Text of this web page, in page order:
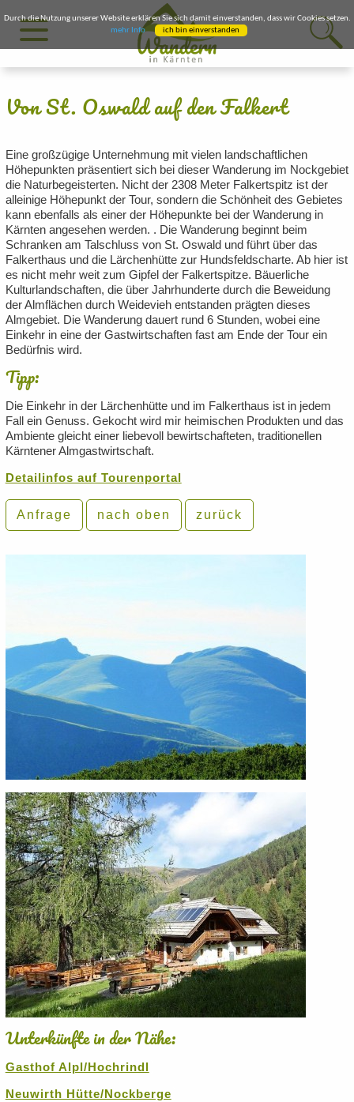
Durch die Nutzung unserer Website erklären Sie sich damit einverstanden, dass wir Cookies setzen.
mehr Info
ich bin einverstanden
Von St. Oswald auf den Falkert
Eine großzügige Unternehmung mit vielen landschaftlichen
Höhepunkten präsentiert sich bei dieser Wanderung im Nockgebiet
die Naturbegeisterten. Nicht der 2308 Meter Falkertspitz ist der
alleinige Höhepunkt der Tour, sondern die Schönheit des Gebietes
kann ebenfalls als einer der Höhepunkte bei der Wanderung in
Kärnten angesehen werden. . Die Wanderung beginnt beim
Schranken am Talschluss von St. Oswald und führt über das
Falkerthaus und die Lärchenhütte zur Hundsfeldscharte. Ab hier ist
es nicht mehr weit zum Gipfel der Falkertspitze. Bäuerliche
Kulturlandschaften, die über Jahrhunderte durch die Beweidung
der Almflächen durch Weidevieh entstanden prägten dieses
Almgebiet. Die Wanderung dauert rund 6 Stunden, wobei eine
Einkehr in eine der Gastwirtschaften fast am Ende der Tour ein
Bedürfnis wird.
Tipp:
Die Einkehr in der Lärchenhütte und im Falkerthaus ist in jedem
Fall ein Genuss. Gekocht wird mir heimischen Produkten und das
Ambiente gleicht einer liebevoll bewirtschafteten, traditionellen
Kärntener Almgastwirtschaft.
Detailinfos auf Tourenportal
Anfrage nach oben zurück
Unterkünfte in der Nähe:
Gasthof Alpl/Hochrindl
Neuwirth Hütte/Nockberge